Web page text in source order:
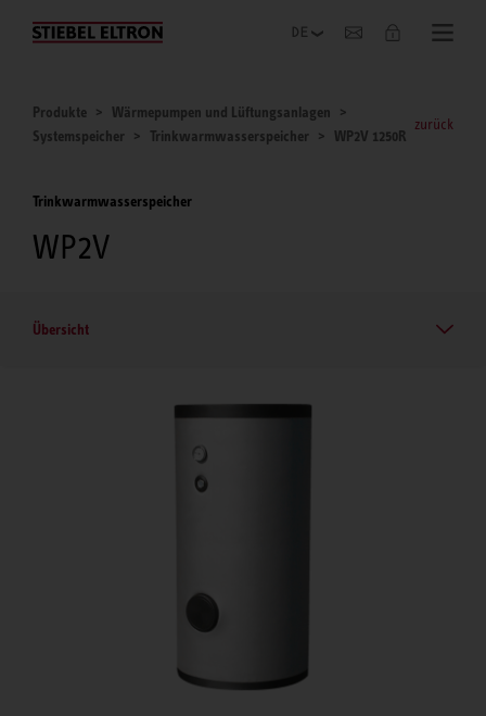
Unternehmen
Produkte
Wärmepumpen und Lüftungsanlagen
Systemspeicher
Trinkwarmwasserspeicher WP2V 1250R
zurück
Trinkwarmwasserspeicher
WP2V
Übersicht